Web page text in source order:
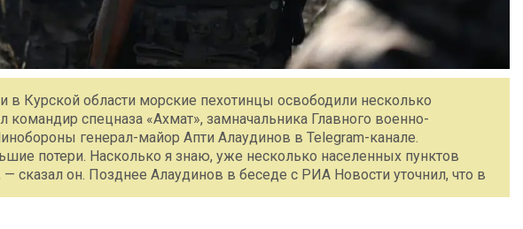
в Курской области морские пехотинцы освободили несколько
командир спецназа «Ахмат», замначальника Главного военно-
генерал-майор Апти Алаудинов в Telegram-канале.
потери. Насколько я знаю, уже несколько населенных пунктов
— сказал он. Позднее Алаудинов в беседе с РИА Новости уточнил, что в